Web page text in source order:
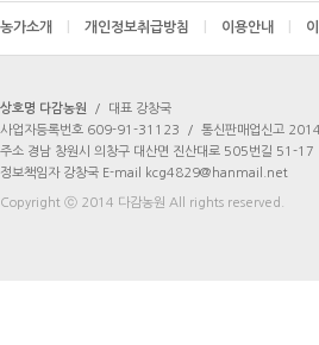
농가소개 개인정보취급방침 이용안내
상호명 다감농원 /
대표 강창국
사업자등록번호 609-91-31123
/
통신판매업신고
주소 경남 창원시 의창구 대산면 진산대로 505번길 51-17
정보책임자 강창국 E-mail kcg4829@hanmail.net
Copyright ⓒ 2014 다감농원 All rights reserved.